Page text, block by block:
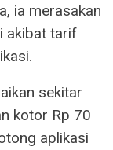
ia merasakan
akibat tarif
sekitar
kotor Rp 70
aplikasi